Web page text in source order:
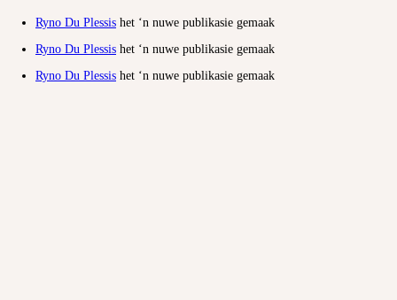
Ryno Du Plessis het ‘n nuwe publikasie gemaak
Ryno Du Plessis het ‘n nuwe publikasie gemaak
Ryno Du Plessis het ‘n nuwe publikasie gemaak